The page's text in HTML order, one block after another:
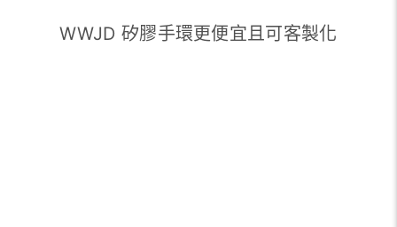
WWJD 矽膠手環更便宜且可客製化